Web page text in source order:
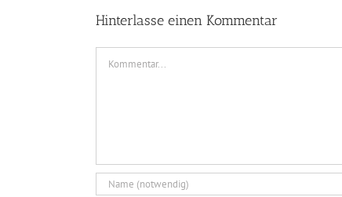
Hinterlasse einen Kommentar
Kommentar